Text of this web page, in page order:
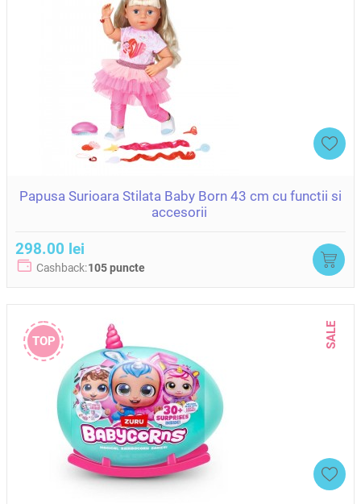
Papusa Surioara Stilata Baby Born 43 cm cu functii si
accesorii
298.00 lei
Cashback:105 puncte
TOP SALE